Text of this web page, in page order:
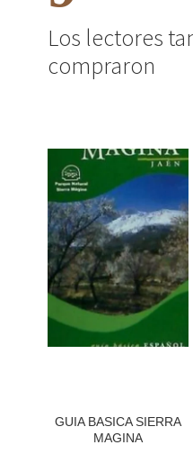
Los lectores
compraron
GUIA BASICA SIERRA
MAGINA